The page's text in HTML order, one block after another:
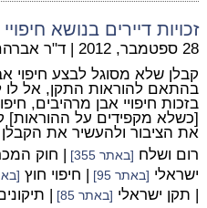
זכויות דיירים בנושא
28 ספטמבר, 2012 | ד"ר
קבלן שלא מסוגל לבצע חיפוי אבן
בהתאם להוראות התקן, אל לו
בזכות חיפויי אבן מרהיבים,
[כשלא מקפידים על ההוראות]
את הציבור ולהעשיר את הקבלן
רום ושלח [באתר 355] | חוק
ישראלי [באתר 95] | חיפוי חוץ
| תקן ישראלי [באתר 85] |